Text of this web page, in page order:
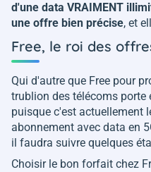
d'une data VRAIMENT
une offre bien précise, et
Free, le roi des
Qui d'autre que Free pour
trublion des télécoms
puisque c'est actuellement
abonnement avec data en
il faudra suivre quelques
Choisir le bon forfait chez